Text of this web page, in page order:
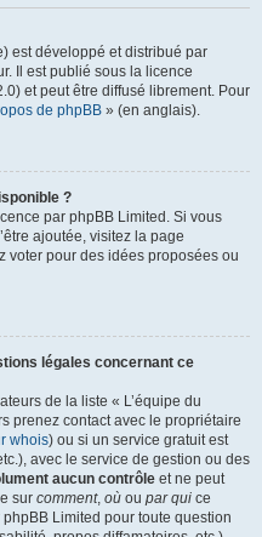
est développé et distribué par
Il est publié sous la licence
et peut être diffusé librement. Pour
de phpBB » (en anglais).
?
par phpBB Limited. Si vous
ajoutée, visitez la page
voter pour des idées proposées ou
légales concernant ce
de la liste « L’équipe du
prenez contact avec le propriétaire
whois) ou si un service gratuit est
avec le service de gestion ou des
aucun contrôle et ne peut
sur comment, où ou par qui ce
Limited pour toute question